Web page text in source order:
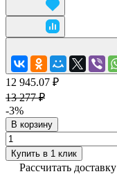
12 945.07 ₽
13 277 ₽
-3%
В корзину
Купить в 1 клик
Рассчитать доставку